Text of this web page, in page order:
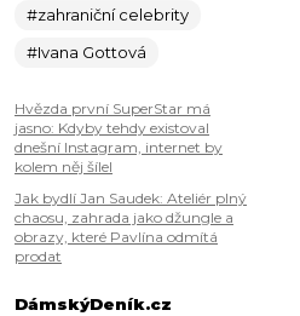
#zahraniční celebrity
#Ivana Gottová
Hvězda první SuperStar má
jasno: Kdyby tehdy existoval
dnešní Instagram, internet by
kolem něj šílel
Jak bydlí Jan Saudek: Ateliér plný
chaosu, zahrada jako džungle a
obrazy, které Pavlína odmítá
prodat
DámskýDeník.cz